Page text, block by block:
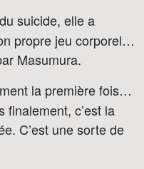
suicide, elle a
propre jeu corporel…
Masumura.
la première fois…
finalement, c’est la
C’est une sorte de